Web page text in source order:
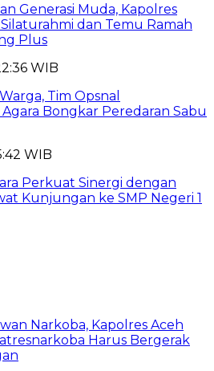
Generasi Muda, Kapolres
dan Temu Ramah
Plus
WIB
Tim Opsnal
Bongkar Peredaran Sabu
WIB
Perkuat Sinergi dengan
Kunjungan ke SMP Negeri 1
Narkoba, Kapolres Aceh
Harus Bergerak